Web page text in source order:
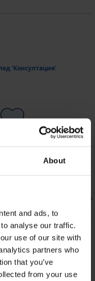
About
and ads, to
analyse our traffic.
use of our site with
partners who
that you’ve
from your use
'Консултация'
цвят
Не съм съгласен